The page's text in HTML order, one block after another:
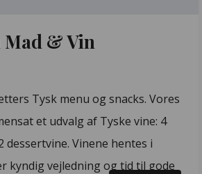
Mad & Vin
Tysk menu og snacks. Vores
et udvalg af Tyske vine: 4
dessertvine. Vinene hentes i
kyndig vejledning og tid til gode